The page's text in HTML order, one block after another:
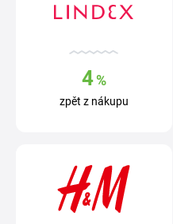
4%
zpět z nákupu